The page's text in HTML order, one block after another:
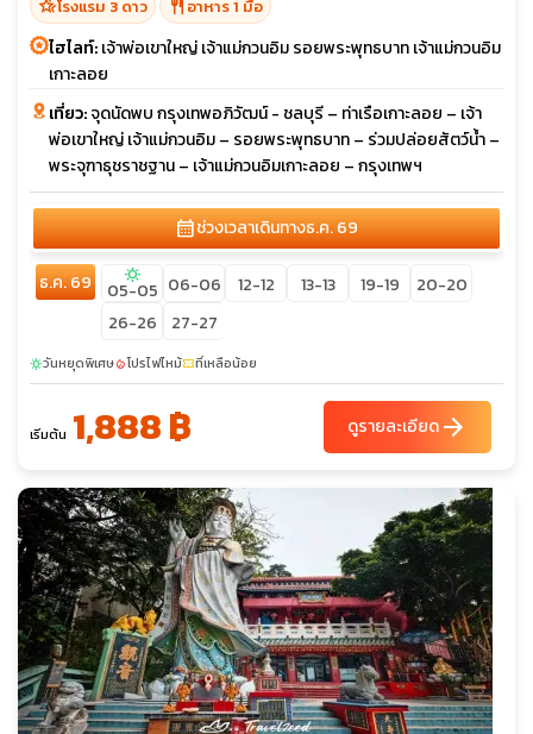
hotel_classโรงแรม 3 ดาว restaurant อาหาร 1 มื้อ
ไฮไลท์:เจ้าพ่อเขาใหญ่ เจ้าแม่กวนอิม รอยพระพุทธบาท เจ้าแม่กวนอิม
เกาะลอย
เที่ยว:จุดนัดพบ กรุงเทพอภิวัฒน์ - ชลบุรี – ท่าเรือเกาะลอย – เจ้า
พ่อเขาใหญ่ เจ้าแม่กวนอิม – รอยพระพุทธบาท – ร่วมปล่อยสัตว์น้ำ –
พระจุฑาธุชราชฐาน – เจ้าแม่กวนอิมเกาะลอย – กรุงเทพฯ
calendar_monthช่วงเวลาเดินทางธ.ค. 69
ธ.ค. 69 sunny
05-05 06-06 12-12 13-13 19-19
20-20
26-26
27-27
sunnyวันหยุดพิเศษlocal_fire_departmentโปรไฟไหม้confirmation_numberที่เหลือน้อย
เริ่มต้น 1,888 ฿ ดูรายละเอียดarrow_forward